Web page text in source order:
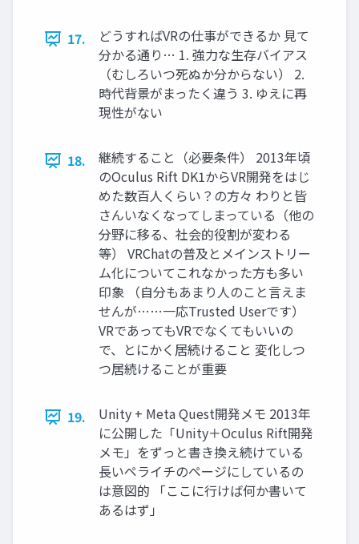
17.
どうすればVRの仕事ができるか 見て
分かる通り… 1. 強力な生存バイアス
（むしろいつ死ぬか分からない） 2.
時代背景がまったく違う 3. ゆえに再
現性がない
18.
継続すること（必要条件） 2013年頃
のOculus Rift DK1からVR開発をはじ
めた数百人くらい？の方々 わりと皆
さんいなくなってしまっている（他の
分野に移る、社会的役割が変わる
等） VRChatの普及とメインストリー
ム化についてこれなかった方も多い
印象 （自分もあまり人のこと言えま
せんが……一応Trusted Userです）
VRであってもVRでなくてもいいの
で、とにかく居続けること 変化しつ
つ居続けることが重要
19.
Unity + Meta Quest開発メモ 2013年
に公開した「Unity＋Oculus Rift開発
メモ」をずっと書き換え続けている
長いペライチのページにしているの
は意図的 「ここに行けば何か書いて
あるはず」